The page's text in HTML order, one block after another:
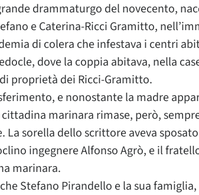
drammaturgo del novecento,
e Caterina-Ricci Gramitto,
di colera che infestava i centri
dove la coppia abitava, nella
proprietà dei Ricci-Gramitto.
e nonostante la madre
marinara rimase, però,
La sorella dello scrittore aveva
ingegnere Alfonso Agrò, e il
marinara.
Stefano Pirandello e la sua